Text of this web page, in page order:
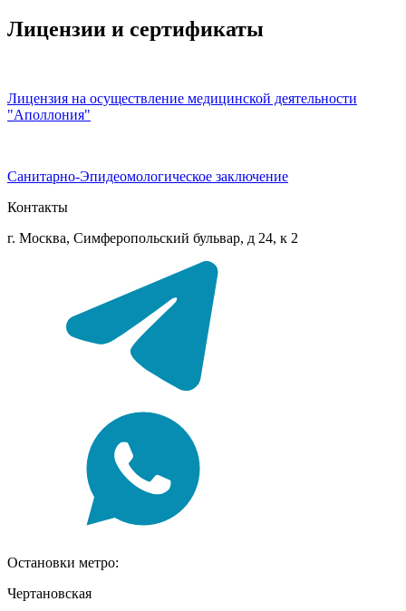
Лицензии и сертификаты
Лицензия на осуществление медицинской деятельности
"Аполлония"
Санитарно-Эпидеомологическое заключение
Контакты
г. Москва, Симферопольский бульвар, д 24, к 2
Остановки метро:
Чертановская